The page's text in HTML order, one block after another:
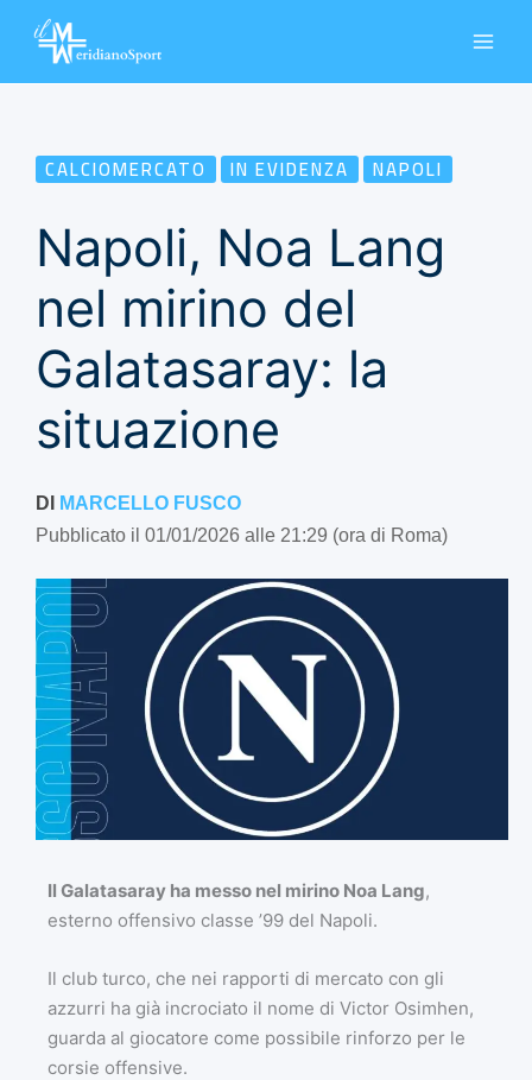
CALCIOMERCATO IN EVIDENZA NAPOLI
Napoli, Noa Lang
nel mirino del
Galatasaray: la
situazione
DI MARCELLO FUSCO
Pubblicato il 01/01/2026 alle 21:29 (ora di Roma)
Il Galatasaray ha messo nel mirino Noa Lang,
esterno offensivo classe ’99 del Napoli.
Il club turco, che nei rapporti di mercato con gli
azzurri ha già incrociato il nome di Victor Osimhen,
guarda al giocatore come possibile rinforzo per le
corsie offensive.